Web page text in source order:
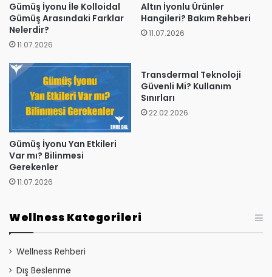
Gümüş İyonu İle Kolloidal
Gümüş Arasındaki Farklar
Nelerdir?
11.07.2026
Altın İyonlu Ürünler
Hangileri? Bakım Rehberi
11.07.2026
Gümüş İyonu Yan Etkileri
Var mı? Bilinmesi
Gerekenler
11.07.2026
Transdermal Teknoloji
Güvenli Mi? Kullanım
Sınırları
22.02.2026
Wellness Kategorileri
Wellness Rehberi
Dış Beslenme